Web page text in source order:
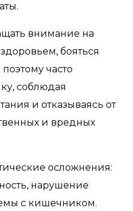
внимание на
бояться
часто
соблюдая
и отказываясь от
и вредных
осложнения:
нарушение
с кишечником.